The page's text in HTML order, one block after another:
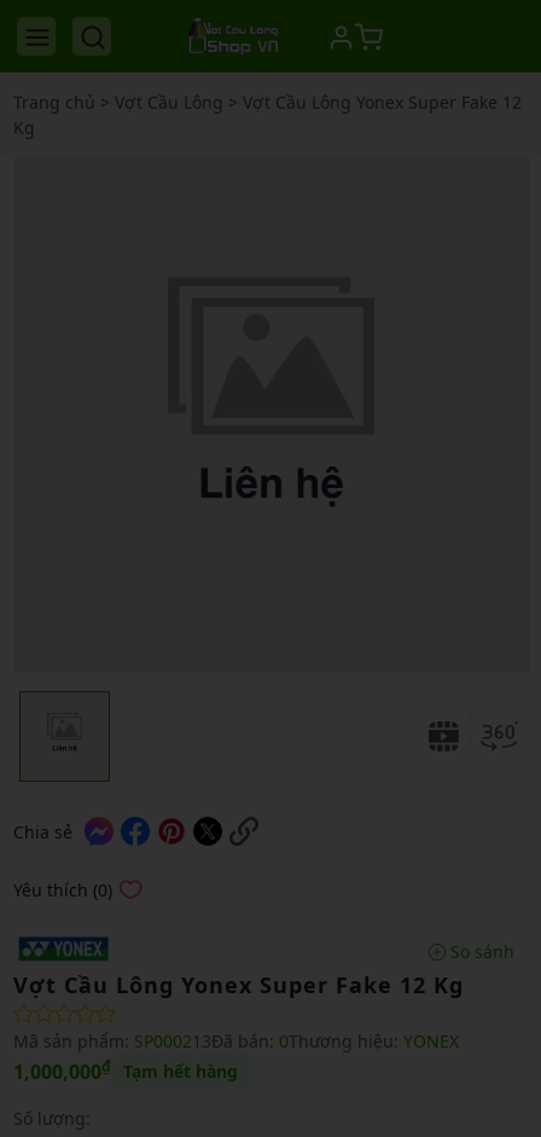
Trang chủ > Vợt Cầu Lông > Vợt Cầu Lông Yonex Super Fake 12
Kg
Chia sẻ
Yêu thích (0)
So sánh
Vợt Cầu Lông Yonex Super Fake 12 Kg
Mã sản phẩm: SP000213Đã bán: 0Thương hiệu: YONEX
1,000,000₫ Tạm hết hàng
Số lượng: